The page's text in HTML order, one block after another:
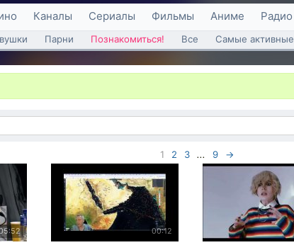
Каналы Сериалы Фильмы Аниме Радио
Парни Познакомиться! Все Самые активные
1 2 3 ... 9 →
00:12